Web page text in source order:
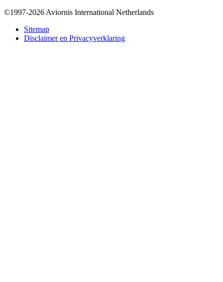
Bottom
©1997-2026 Aviornis International Netherlands
Sitemap
Disclaimer en Privacyverklaring